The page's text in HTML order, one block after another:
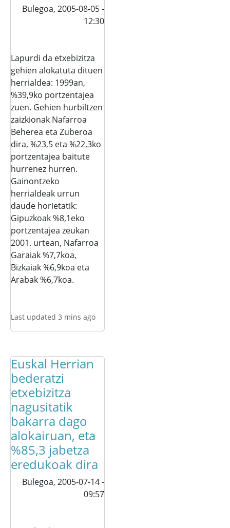
Bulegoa, 2005-08-05 -
12:30
Lapurdi da etxebizitza
gehien alokatuta dituen
herrialdea: 1999an,
%39,9ko portzentajea
zuen. Gehien hurbiltzen
zaizkionak Nafarroa
Beherea eta Zuberoa
dira, %23,5 eta %22,3ko
portzentajea baitute
hurrenez hurren.
Gainontzeko
herrialdeak urrun
daude horietatik:
Gipuzkoak %8,1eko
portzentajea zeukan
2001. urtean, Nafarroa
Garaiak %7,7koa,
Bizkaiak %6,9koa eta
Arabak %6,7koa.
Last updated 3 mins ago
Euskal Herrian
bederatzi
etxebizitza
nagusitatik
bakarra dago
alokairuan, eta
%85,3 jabetza
eredukoak dira
Bulegoa, 2005-07-14 -
09:57